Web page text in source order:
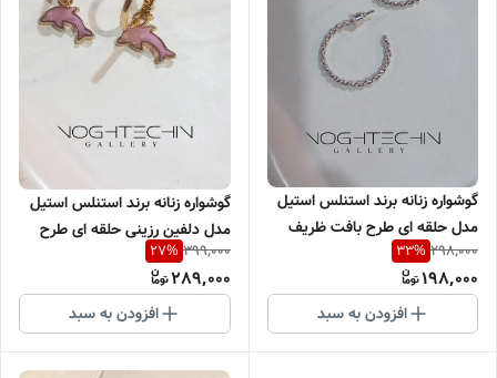
گوشواره زنانه برند استنلس استیل
مدل حلقه ای طرح بافت ظریف
سیلور وارداتی
298,000
33%
198,000
افزودن به سبد
گوشواره زنانه برند استنلس استیل
مدل دلفین رزینی حلقه ای طرح
طلا وارداتی
399,000
27%
289,000
افزودن به سبد